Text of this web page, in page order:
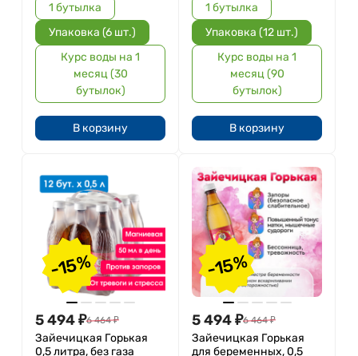
1 бутылка
Упаковка (6 шт.)
Курс воды на 1
месяц (30
бутылок)
В корзину
1 бутылка
Упаковка (12 шт.)
Курс воды на 1
месяц (90
бутылок)
В корзину
-15%
5 494₽6 464 ₽
Зайечицкая Горькая
0,5 литра, без газа
-15%
5 494₽6 464 ₽
Зайечицкая Горькая
для беременных, 0,5